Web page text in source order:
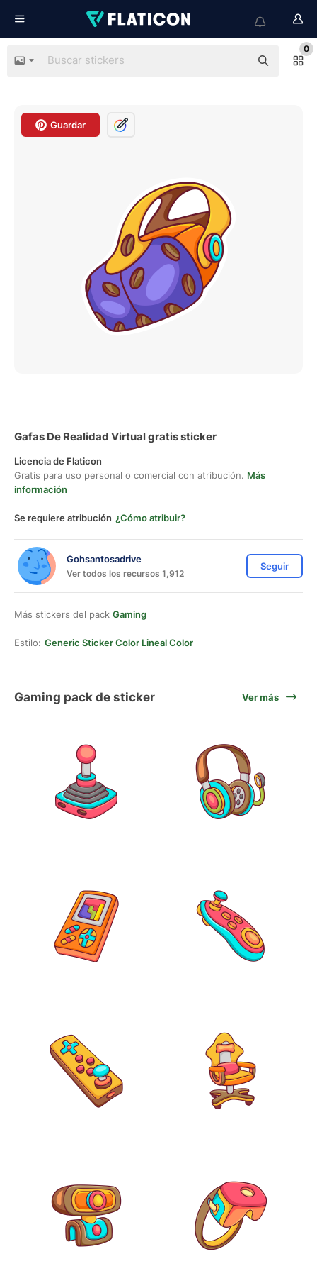
0
Guardar
Gafas De Realidad Virtual gratis sticker
Licencia de Flaticon
Gratis para uso personal o comercial con atribución. Más
información
Se requiere atribución ¿Cómo atribuir?
Gohsantosadrive
Ver todos los recursos 1,912
Seguir
Más stickers del pack Gaming
Estilo: Generic Sticker Color Lineal Color
Gaming pack de sticker Ver más